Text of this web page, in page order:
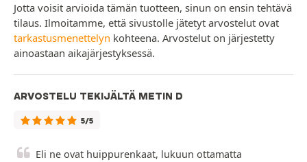
Jotta voisit arvioida tämän tuotteen, sinun on ensin tehtävä
tilaus. Ilmoitamme, että sivustolle jätetyt arvostelut ovat
tarkastusmenettelyn kohteena. Arvostelut on järjestetty
ainoastaan aikajärjestyksessä.
ARVOSTELU TEKIJÄLTÄ METIN D
5/5
Eli ne ovat huippurenkaat, lukuun ottamatta